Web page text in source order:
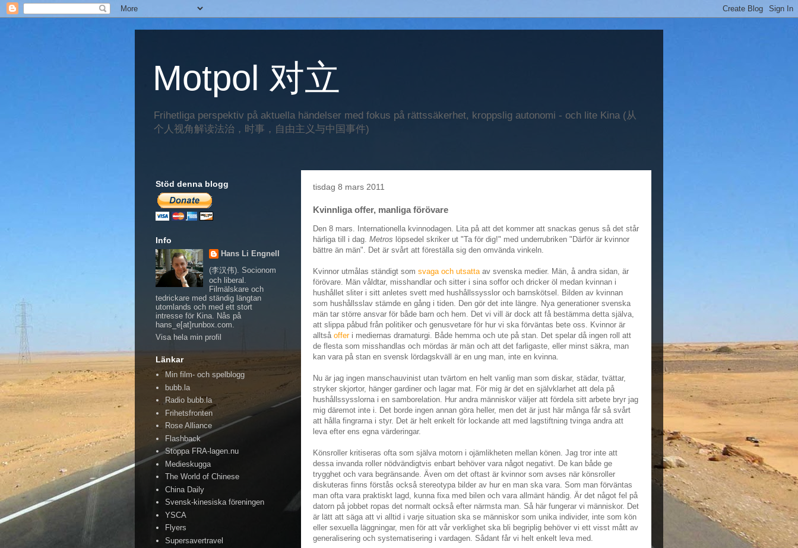
Motpol 对立
Frihetliga perspektiv på aktuella händelser med fokus på rättssäkerhet, kroppslig autonomi - och lite Kina (从
个人视角解读法治，时事，自由主义与中国事件)
tisdag 8 mars 2011
Kvinnliga offer, manliga förövare
Den 8 mars. Internationella kvinnodagen. Lita på att det kommer att snackas genus så det står
härliga till i dag. Metros löpsedel skriker ut "Ta för dig!" med underrubriken "Därför är kvinnor
bättre än män". Det är svårt att föreställa sig den omvända vinkeln.
Kvinnor utmålas ständigt som svaga och utsattaav svenska medier. Män, å andra sidan, är
förövare. Män våldtar, misshandlar och sitter i sina soffor och dricker öl medan kvinnan i
hushållet sliter i sitt anletes svett med hushållssysslor och barnskötsel. Bilden av kvinnan
som hushållsslav stämde en gång i tiden. Den gör det inte längre. Nya generationer svenska
män tar större ansvar för både barn och hem. Det vi vill är dock att få bestämma detta själva,
att slippa påbud från politiker och genusvetare för hur vi ska förväntas bete oss. Kvinnor är
alltså offeri mediernas dramaturgi. Både hemma och ute på stan. Det spelar då ingen roll att
de flesta som misshandlas och mördas är män och att det farligaste, eller minst säkra, man
kan vara på stan en svensk lördagskväll är en ung man, inte en kvinna.
Nu är jag ingen manschauvinist utan tvärtom en helt vanlig man som diskar, städar, tvättar,
stryker skjortor, hänger gardiner och lagar mat. För mig är det en självklarhet att dela på
hushållssysslorna i en samborelation. Hur andra människor väljer att fördela sitt arbete bryr jag
mig däremot inte i. Det borde ingen annan göra heller, men det är just här många får så svårt
att hålla fingrarna i styr. Det är helt enkelt för lockande att med lagstiftning tvinga andra att
leva efter ens egna värderingar.
Könsroller kritiseras ofta som själva motorn i ojämlikheten mellan könen. Jag tror inte att
dessa invanda roller nödvändigtvis enbart behöver vara något negativt. De kan både ge
trygghet och vara begränsande. Även om det oftast är kvinnor som avses när könsroller
diskuteras finns förstås också stereotypa bilder av hur en man ska vara. Som man förväntas
man ofta vara praktiskt lagd, kunna fixa med bilen och vara allmänt händig. Är det något fel på
datorn på jobbet ropas det normalt också efter närmsta man. Så här fungerar vi människor. Det
är lätt att säga att vi alltid i varje situation ska se människor som unika individer, inte som kön
eller sexuella läggningar, men för att vår verklighet ska bli begriplig behöver vi ett visst mått av
generalisering och systematisering i vardagen. Sådant får vi helt enkelt leva med.
Stöd denna blogg
Info
Hans Li Engnell
(李汉伟). Socionom
och liberal.
Filmälskare och
tedrickare med ständig längtan
utomlands och med ett stort
intresse för Kina. Nås på
hans_e[at]runbox.com.
Visa hela min profil
Länkar
Min film- och spelblogg
bubb.la
Radio bubb.la
Frihetsfronten
Rose Alliance
Flashback
Stoppa FRA-lagen.nu
Medieskugga
The World of Chinese
China Daily
Svensk-kinesiska föreningen
YSCA
Flyers
Supersavertravel